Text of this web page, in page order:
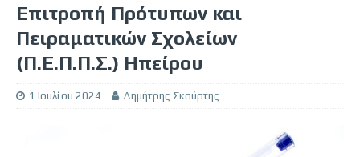
Επιτροπή Πρότυπων και
Πειραματικών Σχολείων
(Π.Ε.Π.Π.Σ.) Ηπείρου
1 Ιουλίου 2024 Δημήτρης Σκούρτης